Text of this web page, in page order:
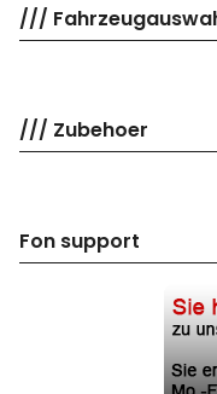
///
/// Zubehoer
Fon support